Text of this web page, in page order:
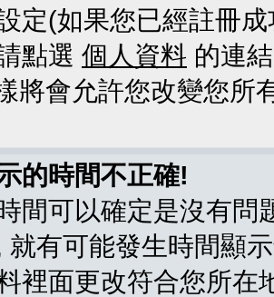
定(如果您已經註冊
點選 個人資料 的連
將會允許您改變您所
的時間不正確!
間可以確定是沒有問
就有可能發生時間顯
裡面更改符合您所在